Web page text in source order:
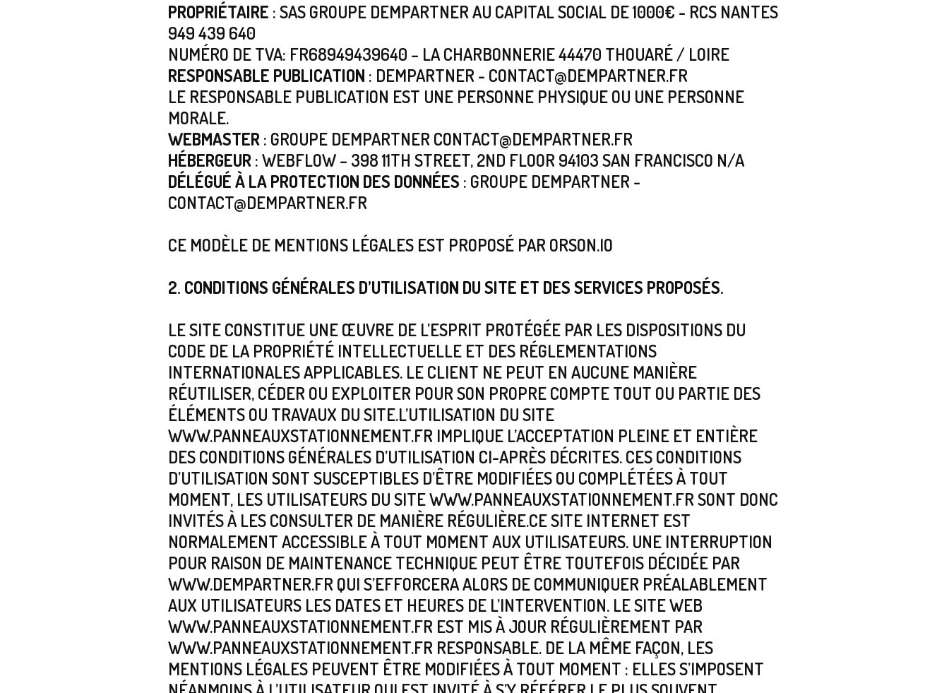
PROPRIÉTAIRE : SAS GROUPE DEMPARTNER AU CAPITAL SOCIAL DE 1000€ - RCS NANTES
949 439 640
NUMÉRO DE TVA: FR68949439640 – LA CHARBONNERIE 44470 THOUARÉ / LOIRE
RESPONSABLE PUBLICATION : DEMPARTNER - CONTACT@DEMPARTNER.FR
LE RESPONSABLE PUBLICATION EST UNE PERSONNE PHYSIQUE OU UNE PERSONNE
MORALE.
WEBMASTER: GROUPE DEMPARTNER CONTACT@DEMPARTNER.FR
HÉBERGEUR: WEBFLOW – 398 11TH STREET, 2ND FLOOR 94103 SAN FRANCISCO N/A
DÉLÉGUÉ À LA PROTECTION DES DONNÉES : GROUPE DEMPARTNER -
CONTACT@DEMPARTNER.FR
CE MODÈLE DE MENTIONS LÉGALES EST PROPOSÉ PAR ORSON.IO
2. CONDITIONS GÉNÉRALES D’UTILISATION DU SITE ET DES SERVICES PROPOSÉS.
LE SITE CONSTITUE UNE ŒUVRE DE L’ESPRIT PROTÉGÉE PAR LES DISPOSITIONS DU
CODE DE LA PROPRIÉTÉ INTELLECTUELLE ET DES RÉGLEMENTATIONS
INTERNATIONALES APPLICABLES. LE CLIENT NE PEUT EN AUCUNE MANIÈRE
RÉUTILISER, CÉDER OU EXPLOITER POUR SON PROPRE COMPTE TOUT OU PARTIE DES
ÉLÉMENTS OU TRAVAUX DU SITE.L’UTILISATION DU SITE
WWW.PANNEAUXSTATIONNEMENT.FR IMPLIQUE L’ACCEPTATION PLEINE ET ENTIÈRE
DES CONDITIONS GÉNÉRALES D’UTILISATION CI-APRÈS DÉCRITES. CES CONDITIONS
D’UTILISATION SONT SUSCEPTIBLES D’ÊTRE MODIFIÉES OU COMPLÉTÉES À TOUT
MOMENT, LES UTILISATEURS DU SITE WWW.PANNEAUXSTATIONNEMENT.FR SONT DONC
INVITÉS À LES CONSULTER DE MANIÈRE RÉGULIÈRE.CE SITE INTERNET EST
NORMALEMENT ACCESSIBLE À TOUT MOMENT AUX UTILISATEURS. UNE INTERRUPTION
POUR RAISON DE MAINTENANCE TECHNIQUE PEUT ÊTRE TOUTEFOIS DÉCIDÉE PAR
WWW.DEMPARTNER.FR QUI S’EFFORCERA ALORS DE COMMUNIQUER PRÉALABLEMENT
AUX UTILISATEURS LES DATES ET HEURES DE L’INTERVENTION. LE SITE WEB
WWW.PANNEAUXSTATIONNEMENT.FR EST MIS À JOUR RÉGULIÈREMENT PAR
WWW.PANNEAUXSTATIONNEMENT.FR RESPONSABLE. DE LA MÊME FAÇON, LES
MENTIONS LÉGALES PEUVENT ÊTRE MODIFIÉES À TOUT MOMENT : ELLES S’IMPOSENT